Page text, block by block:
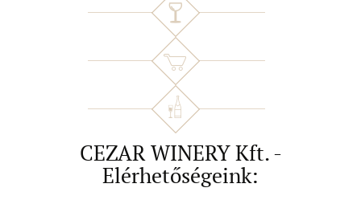
CEZAR WINERY Kft. -
Elérhetőségeink: